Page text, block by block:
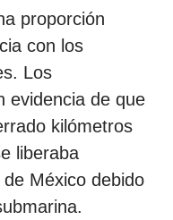
proporción
con los
Los
evidencia de que
kilómetros
liberaba
México debido